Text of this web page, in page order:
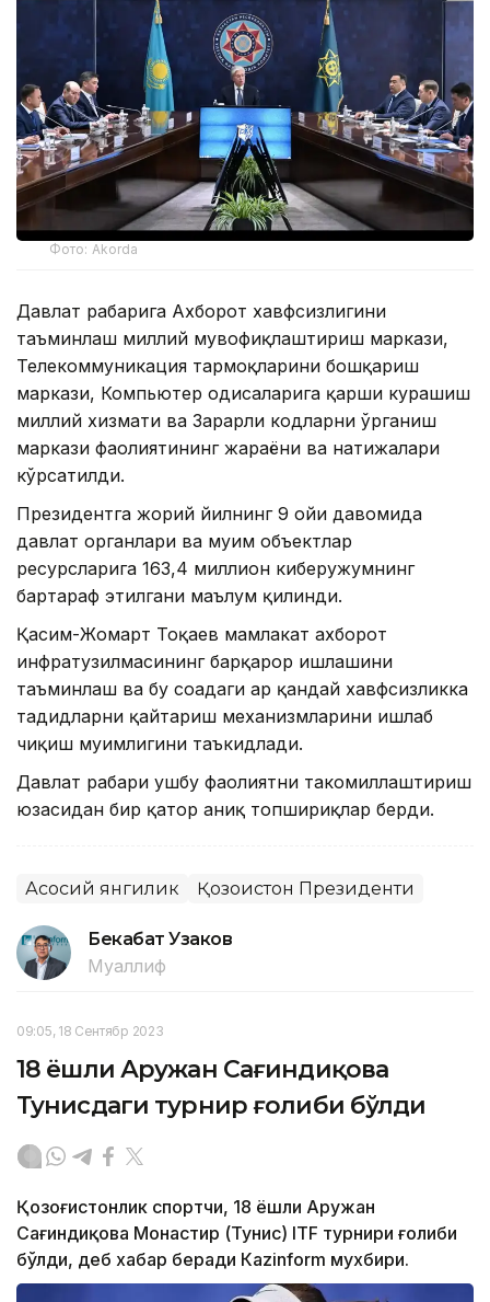
Фото: Akorda
Давлат раҳбарига Ахборот хавфсизлигини
таъминлаш миллий мувофиқлаштириш маркази,
Телекоммуникация тармоқларини бошқариш
маркази, Компьютер ҳодисаларига қарши курашиш
миллий хизмати ва Зарарли кодларни ўрганиш
маркази фаолиятининг жараёни ва натижалари
кўрсатилди.
Президентга жорий йилнинг 9 ойи давомида
давлат органлари ва муҳим объектлар
ресурсларига 163,4 миллион киберҳужумнинг
бартараф этилгани маълум қилинди.
Қасим-Жомарт Тоқаев мамлакат ахборот
инфратузилмасининг барқарор ишлашини
таъминлаш ва бу соҳадаги ҳар қандай хавфсизликка
таҳдидларни қайтариш механизмларини ишлаб
чиқиш муҳимлигини таъкидлади.
Давлат раҳбари ушбу фаолиятни такомиллаштириш
юзасидан бир қатор аниқ топшириқлар берди.
Асосий янгилик Қозоғистон Президенти
Бекабат Узаков
Муаллиф
09:05, 18 Сентябр 2023
18 ёшли Аружан Сағиндиқова
Тунисдаги турнир ғолиби бўлди
Қозоғистонлик спортчи, 18 ёшли Аружан
Сағиндиқова Монастир (Тунис) ITF турнири ғолиби
бўлди, деб хабар беради Каzinform мухбири.